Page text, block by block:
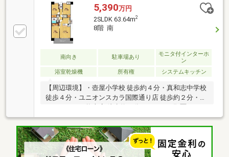
２SLDK（洋室6.8 洋室5.3 サービスルーム 5.0
LDK13.2）【周辺環境】・壺屋小学校 徒歩約4分・真和
志中学校 徒歩約7分・ユニオンスカラ国際通り店 徒歩
約2分・ファミリーマート さいおんスクエア店 徒歩
約3分・マックスバリュ牧志店 徒歩約7分・サンエー那
覇メインプレイス 車約3分・セブンイレブン国際通り
5,390万円
2SLDK 63.64m2
8階 南
南向き 駐車場あり
モニタ付インターホ
ン
浴室乾燥機
所有権 システムキッチン
【周辺環境】・壺屋小学校 徒歩約４分・真和志中学校
徒歩４分・ユニオンスカラ国際通り店 徒歩約２分・マ
プレイス 車約３分・セブンイレブン国際通り安里１丁
目店 徒歩約３分・マツモトキヨシあさと国際通り店 徒
歩約３分・ファミリーマートさいおんスクエア店 徒歩
約３分